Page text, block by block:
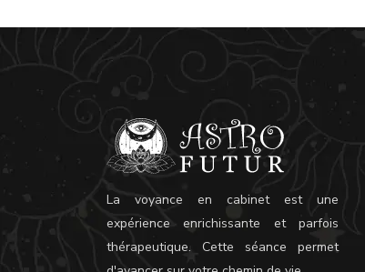
La voyance en cabinet est une
expérience enrichissante et parfois
thérapeutique. Cette séance permet